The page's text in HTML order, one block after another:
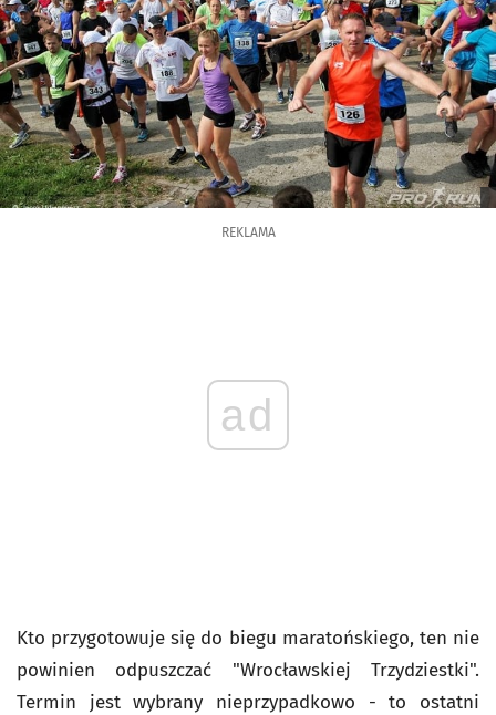
REKLAMA
ad
Kto przygotowuje się do biegu maratońskiego, ten nie
powinien odpuszczać "Wrocławskiej Trzydziestki".
Termin jest wybrany nieprzypadkowo - to ostatni